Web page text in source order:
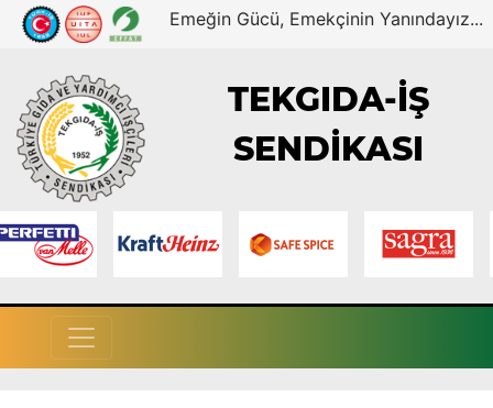
Emeğin Gücü, Emekçinin Yanındayız...
TEKGIDA-İŞ
SENDİKASI